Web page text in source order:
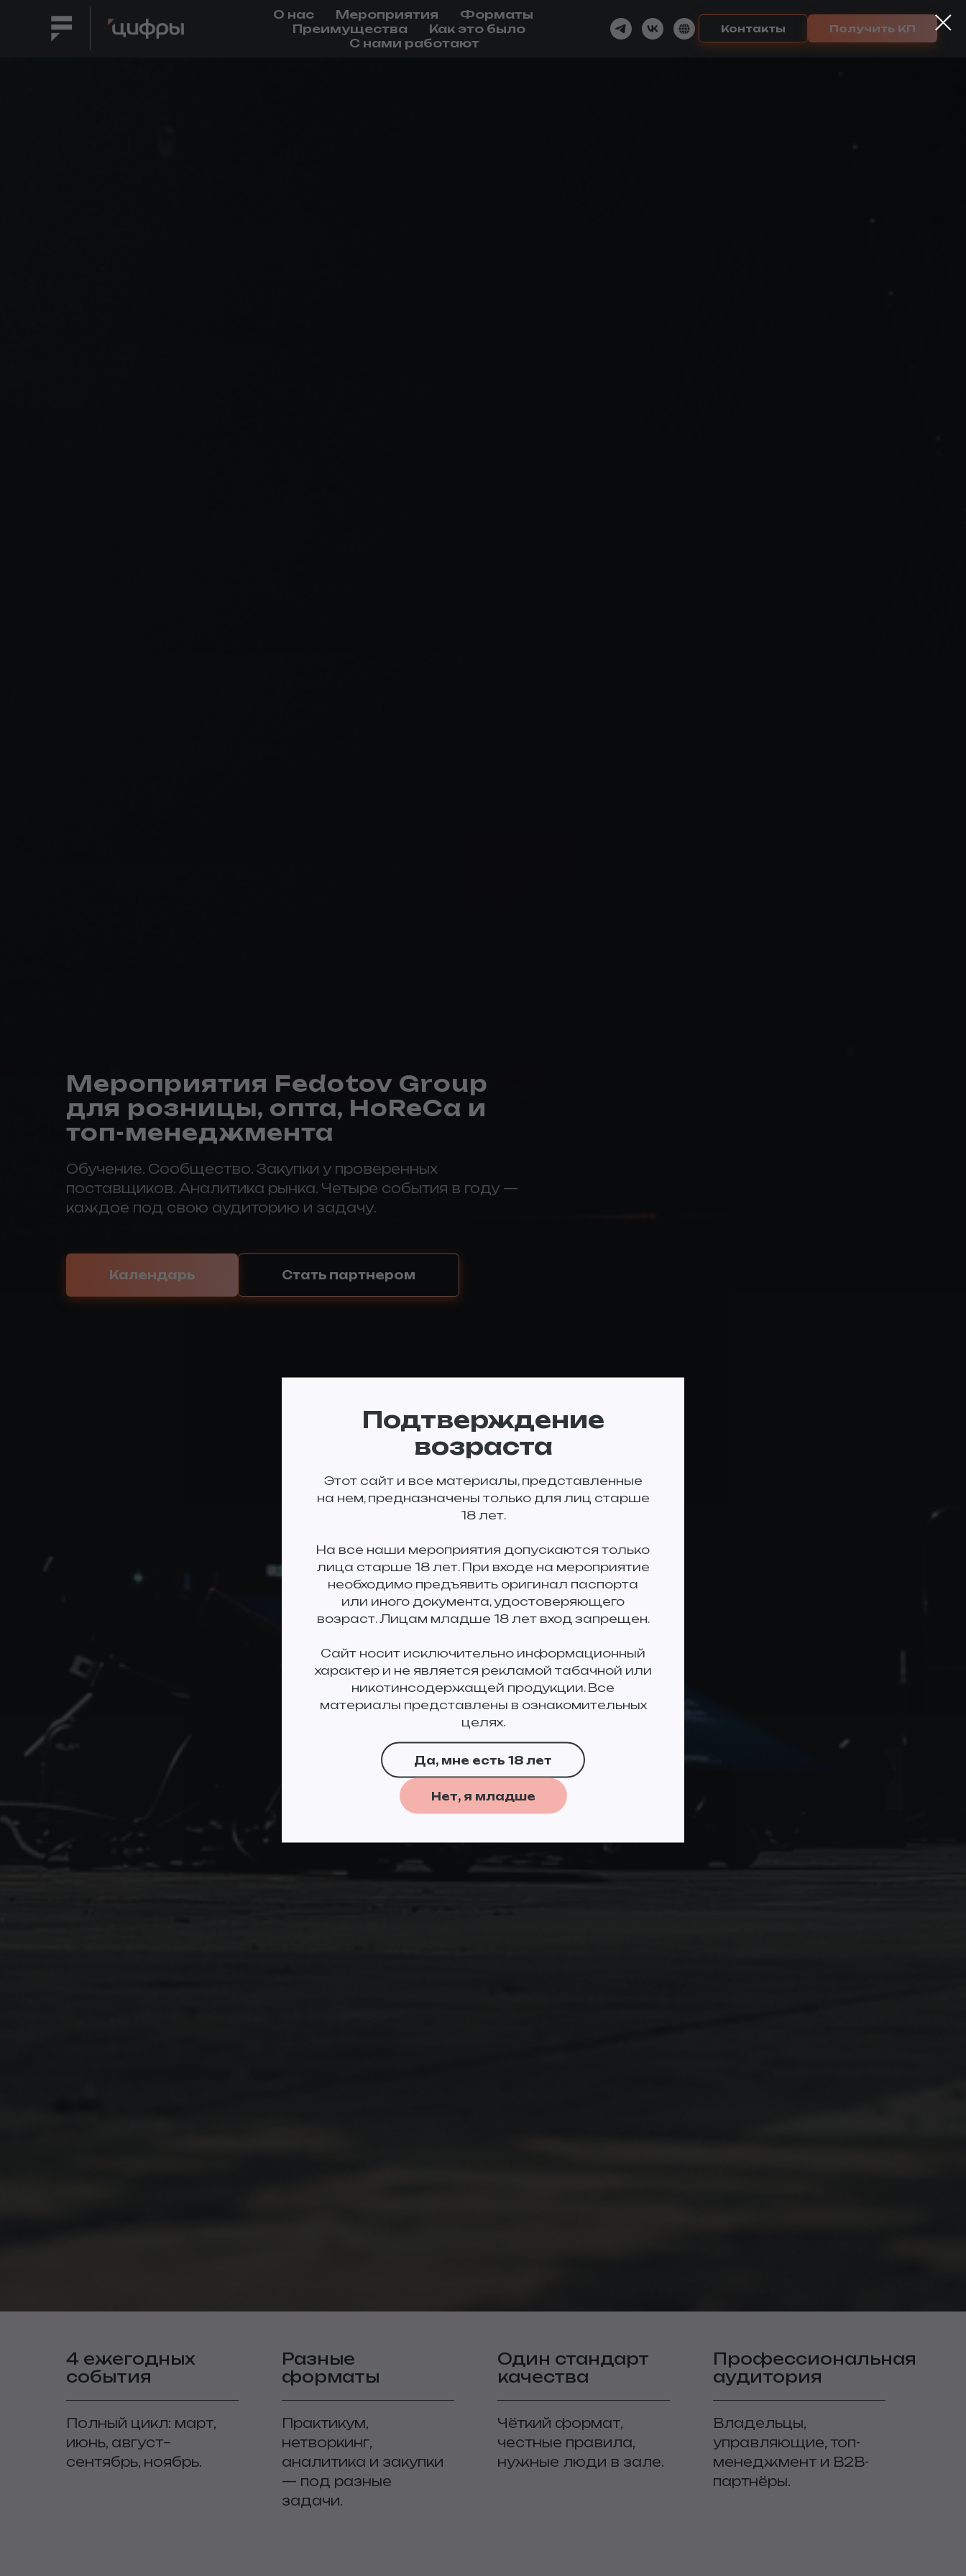
О нас Мероприятия
Форматы
Преимущества
Как это было
С нами работают
Контакты Получить КП
Мероприятия Fedotov Group
для розницы, опта, HoReCa и
топ-менеджмента
Обучение. Сообщество. Закупки у проверенных
поставщиков. Аналитика рынка. Четыре события в году —
каждое под свою аудиторию и задачу.
Календарь Стать партнером
4 ежегодных
события
Полный цикл: март,
июнь, август–
сентябрь, ноябрь.
Разные
форматы
Практикум,
нетворкинг,
аналитика и закупки
— под разные
задачи.
Один стандарт
качества
Чёткий формат,
честные правила,
нужные люди в зале.
Профессиональная
аудитория
Владельцы,
управляющие, топ-
менеджмент и B2B-
партнёры.
Подтверждение
возраста
Этот сайт и все материалы, представленные
на нем, предназначены только для лиц старше
18 лет.
На все наши мероприятия допускаются только
лица старше 18 лет. При входе на мероприятие
необходимо предъявить оригинал паспорта
или иного документа, удостоверяющего
возраст. Лицам младше 18 лет вход запрещен.
Сайт носит исключительно информационный
характер и не является рекламой табачной или
никотинсодержащей продукции. Все
материалы представлены в ознакомительных
целях.
Да, мне есть 18 лет
Нет, я младше